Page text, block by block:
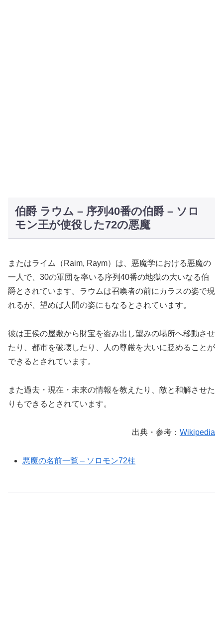
伯爵 ラウム – 序列40番の伯爵 – ソロ
モン王が使役した72の悪魔
またはライム（Raim, Raym）は、悪魔学における悪魔の
一人で、30の軍団を率いる序列40番の地獄の大いなる伯
爵とされています。ラウムは召喚者の前にカラスの姿で現
れるが、望めば人間の姿にもなるとされています。
彼は王侯の屋敷から財宝を盗み出し望みの場所へ移動させ
たり、都市を破壊したり、人の尊厳を大いに貶めることが
できるとされています。
また過去・現在・未来の情報を教えたり、敵と和解させた
りもできるとされています。
出典・参考： Wikipedia
悪魔の名前一覧 – ソロモン72柱